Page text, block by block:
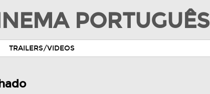
PORTUGUÊS
TRAILERS/VIDEOS